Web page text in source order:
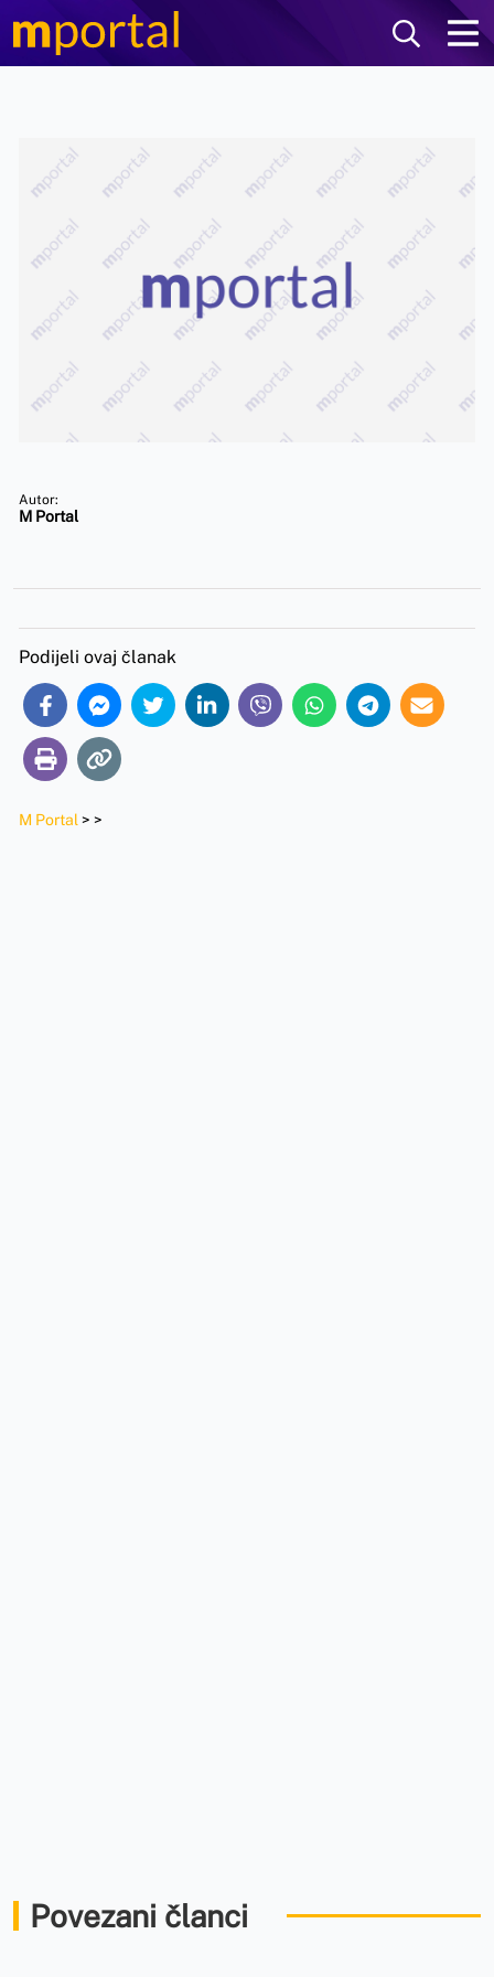
Autor:
M Portal
Podijeli ovaj članak
M Portal > >
Povezani članci